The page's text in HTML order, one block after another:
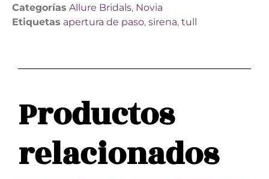
Categorías Allure Bridals, Novia
Etiquetas apertura de paso, sirena, tull
Productos
relacionados